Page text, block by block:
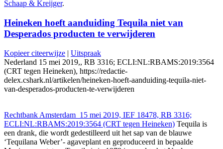
Schaap & Kreijger.
Heineken hoeft aanduiding Tequila niet van
Desperados producten te verwijderen
Kopieer citeerwijze | Uitspraak
Nederland 15 mei 2019,, RB 3316; ECLI:NL:RBAMS:2019:3564
(CRT tegen Heineken), https://redactie-
delex.cshark.nl/artikelen/heineken-hoeft-aanduiding-tequila-niet-
van-desperados-producten-te-verwijderen
Rechtbank Amsterdam 15 mei 2019, IEF 18478, RB 3316;
ECLI:NL:RBAMS:2019:3564 (CRT tegen Heineken) Tequila is
een drank, die wordt gedestilleerd uit het sap van de blauwe
‘Tequilana Weber’- agaveplant en geproduceerd in bepaalde